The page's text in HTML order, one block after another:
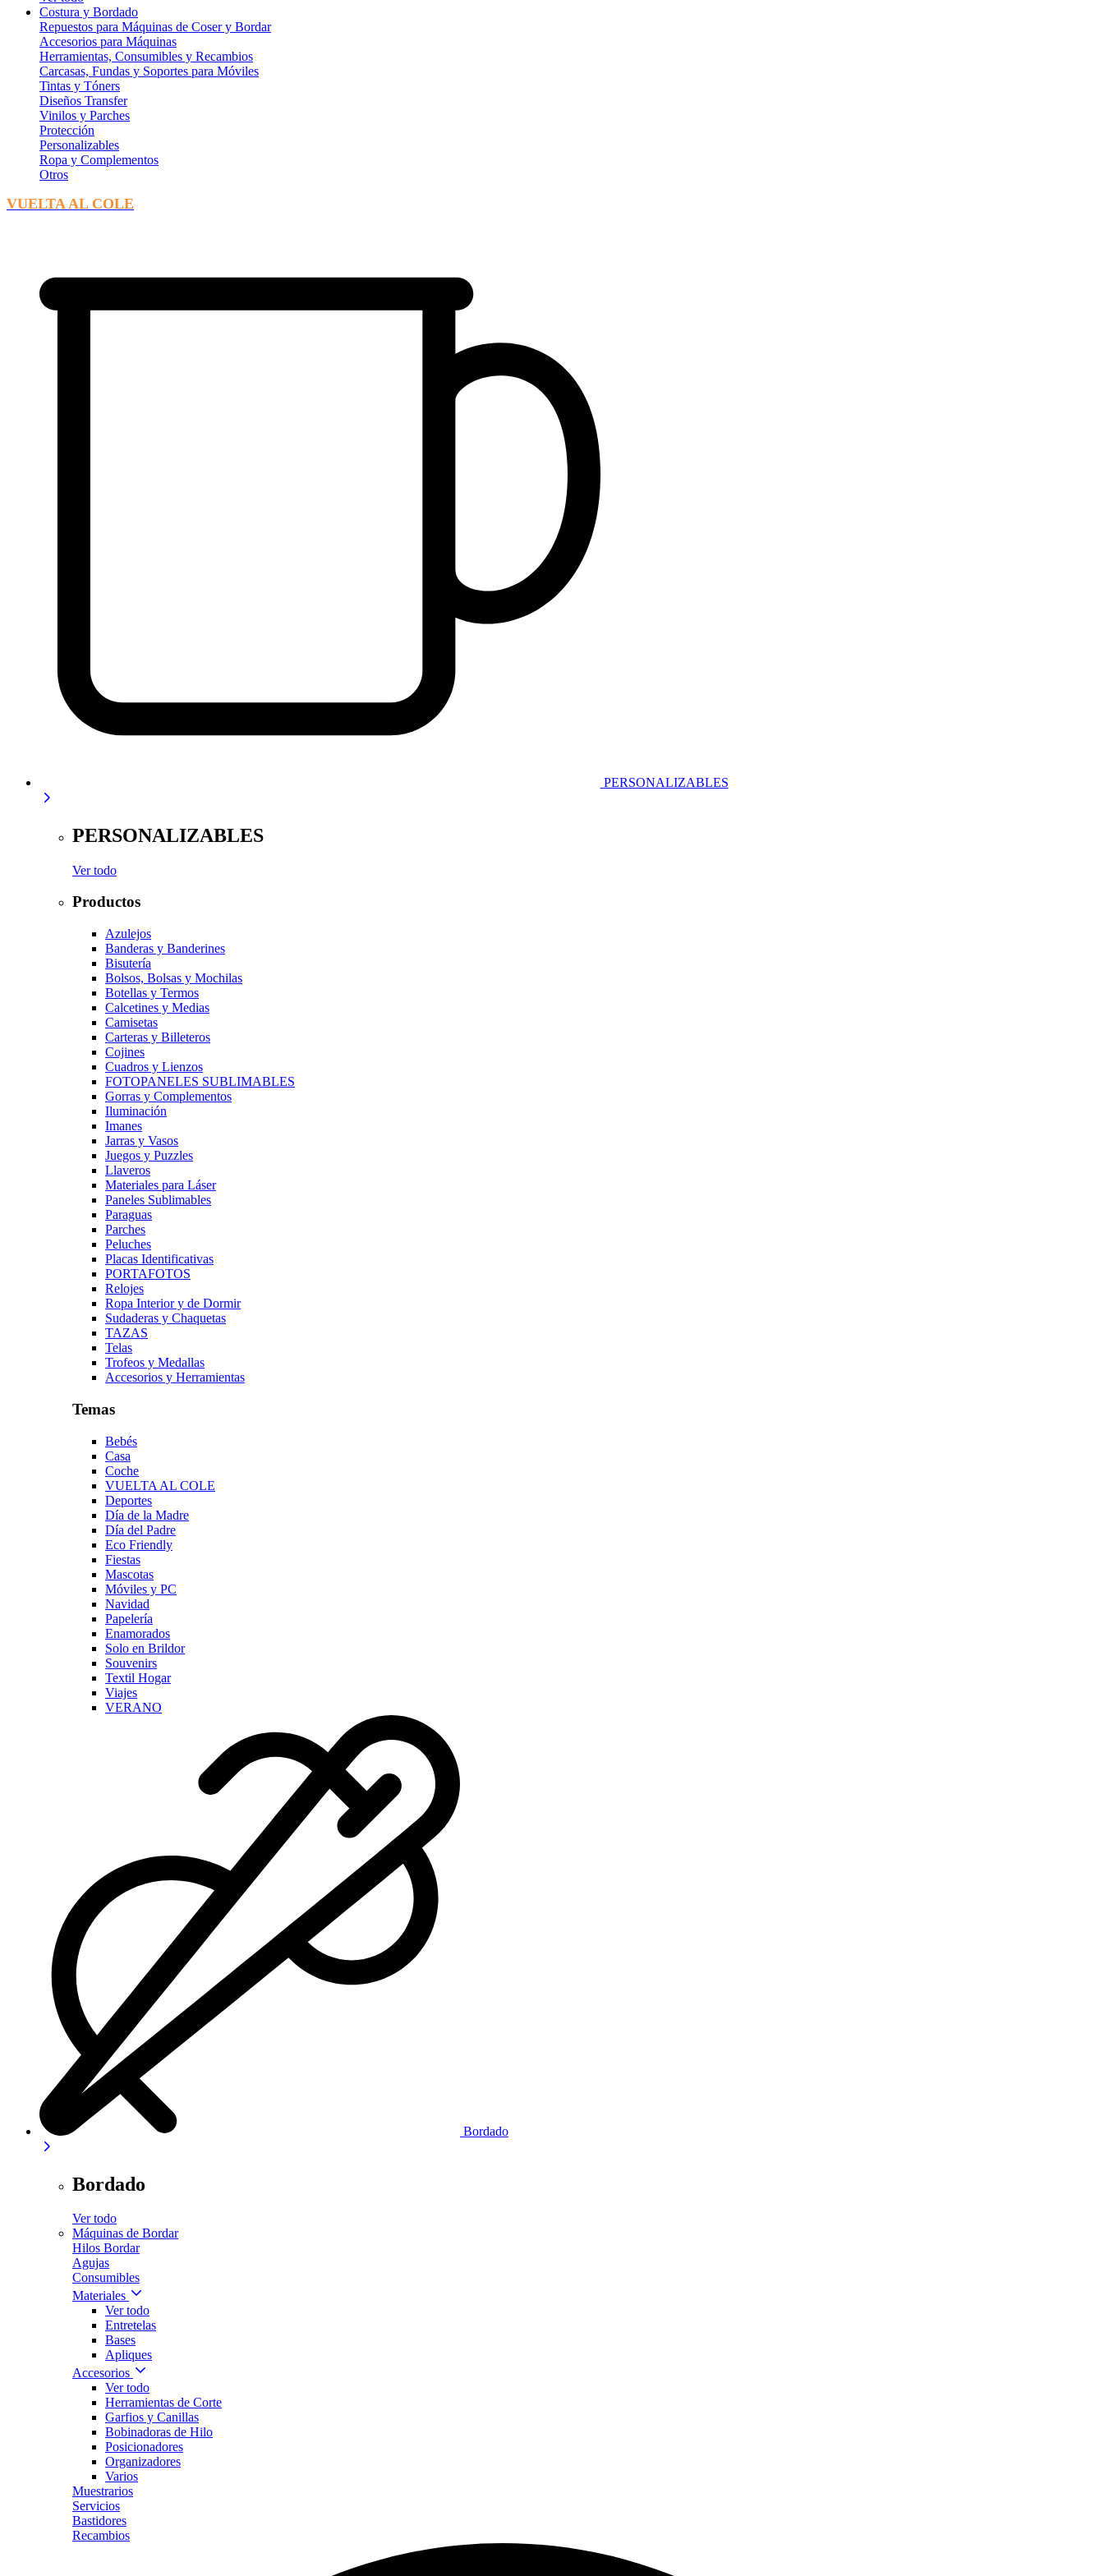
Costura y Bordado
Repuestos para Máquinas de Coser y Bordar
Accesorios para Máquinas
Herramientas, Consumibles y Recambios
Carcasas, Fundas y Soportes para Móviles
Tintas y Tóners
Diseños Transfer
Vinilos y Parches
Protección
Personalizables
Ropa y Complementos
Otros
VUELTA AL COLE
PERSONALIZABLES
PERSONALIZABLES
Ver todo
Productos
Azulejos
Banderas y Banderines
Bisutería
Bolsos, Bolsas y Mochilas
Botellas y Termos
Calcetines y Medias
Camisetas
Carteras y Billeteros
Cojines
Cuadros y Lienzos
FOTOPANELES SUBLIMABLES
Gorras y Complementos
Iluminación
Imanes
Jarras y Vasos
Juegos y Puzzles
Llaveros
Materiales para Láser
Paneles Sublimables
Paraguas
Parches
Peluches
Placas Identificativas
PORTAFOTOS
Relojes
Ropa Interior y de Dormir
Sudaderas y Chaquetas
TAZAS
Telas
Trofeos y Medallas
Accesorios y Herramientas
Temas
Bebés
Casa
Coche
VUELTA AL COLE
Deportes
Día de la Madre
Día del Padre
Eco Friendly
Fiestas
Mascotas
Móviles y PC
Navidad
Papelería
Enamorados
Solo en Brildor
Souvenirs
Textil Hogar
Viajes
VERANO
Bordado
Bordado
Ver todo
Máquinas de Bordar
Hilos Bordar
Agujas
Consumibles
Materiales
Ver todo
Entretelas
Bases
Apliques
Accesorios
Ver todo
Herramientas de Corte
Garfios y Canillas
Bobinadoras de Hilo
Posicionadores
Organizadores
Varios
Muestrarios
Servicios
Bastidores
Recambios